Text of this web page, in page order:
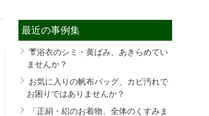
最近の事例集
👘浴衣のシミ・黄ばみ、あきらめてい
ませんか？
お気に入りの帆布バッグ、カビ汚れで
お困りではありませんか？
「正絹・絽のお着物、全体のくすみま